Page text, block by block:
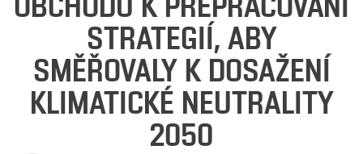
STRATEGIÍ, ABY
SMĚŘOVALY K DOSAŽENÍ
KLIMATICKÉ NEUTRALITY
2050